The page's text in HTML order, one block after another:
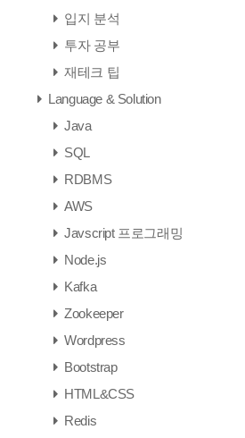
입지 분석
투자 공부
재테크 팁
Language & Solution
Java
SQL
RDBMS
AWS
Javscript 프로그래밍
Node.js
Kafka
Zookeeper
Wordpress
Bootstrap
HTML&CSS
Redis